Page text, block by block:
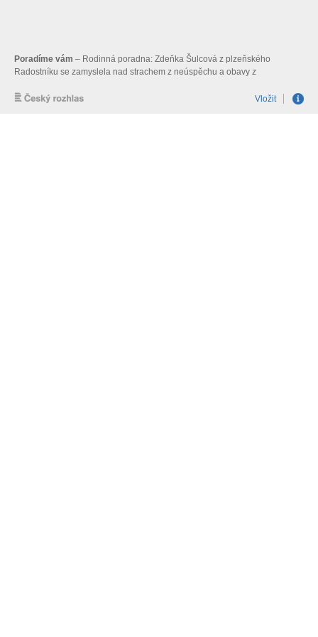
Poradíme vám – Rodinná poradna: Zdeňka Šulcová z plzeňského
Radostníku se zamyslela nad strachem z neúspěchu a obavy z
tyto obavy odstranit a nabýt opět sebedůvěry.
Vložit